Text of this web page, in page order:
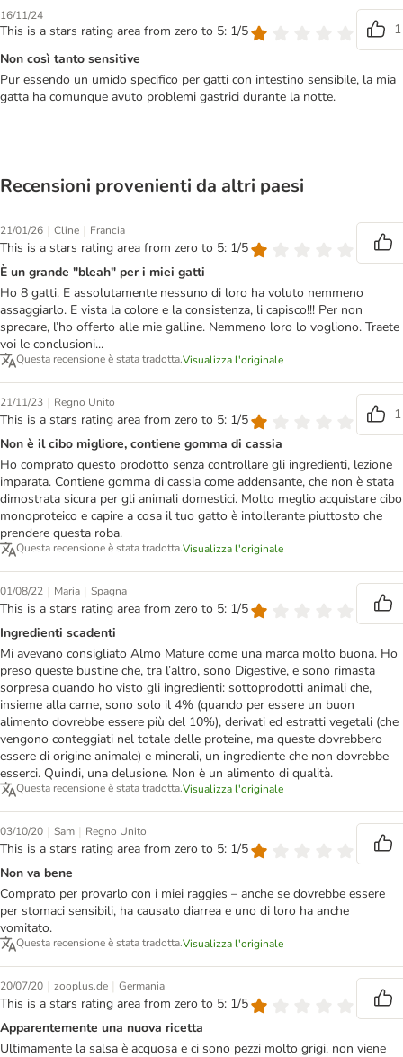
16/11/24
This is a stars rating area from zero to 5: 1/5
1
Non così tanto sensitive
Pur essendo un umido specifico per gatti con intestino sensibile, la mia
gatta ha comunque avuto problemi gastrici durante la notte.
Recensioni provenienti da altri paesi
21/01/26 | Cline | Francia
This is a stars rating area from zero to 5: 1/5
È un grande "bleah" per i miei gatti
Ho 8 gatti. E assolutamente nessuno di loro ha voluto nemmeno
assaggiarlo. E vista la colore e la consistenza, li capisco!!! Per non
sprecare, l’ho offerto alle mie galline. Nemmeno loro lo vogliono. Traete
voi le conclusioni...
Questa recensione è stata tradotta.Visualizza l'originale
21/11/23 | Regno Unito
This is a stars rating area from zero to 5: 1/5
1
Non è il cibo migliore, contiene gomma di cassia
Ho comprato questo prodotto senza controllare gli ingredienti, lezione
imparata. Contiene gomma di cassia come addensante, che non è stata
dimostrata sicura per gli animali domestici. Molto meglio acquistare cibo
monoproteico e capire a cosa il tuo gatto è intollerante piuttosto che
prendere questa roba.
Questa recensione è stata tradotta.Visualizza l'originale
01/08/22 | Maria | Spagna
This is a stars rating area from zero to 5: 1/5
Ingredienti scadenti
Mi avevano consigliato Almo Mature come una marca molto buona. Ho
preso queste bustine che, tra l’altro, sono Digestive, e sono rimasta
sorpresa quando ho visto gli ingredienti: sottoprodotti animali che,
insieme alla carne, sono solo il 4% (quando per essere un buon
alimento dovrebbe essere più del 10%), derivati ed estratti vegetali (che
vengono conteggiati nel totale delle proteine, ma queste dovrebbero
essere di origine animale) e minerali, un ingrediente che non dovrebbe
esserci. Quindi, una delusione. Non è un alimento di qualità.
Questa recensione è stata tradotta.Visualizza l'originale
03/10/20 | Sam | Regno Unito
This is a stars rating area from zero to 5: 1/5
Non va bene
Comprato per provarlo con i miei raggies – anche se dovrebbe essere
per stomaci sensibili, ha causato diarrea e uno di loro ha anche
vomitato.
Questa recensione è stata tradotta.Visualizza l'originale
20/07/20 | zooplus.de | Germania
This is a stars rating area from zero to 5: 1/5
Apparentemente una nuova ricetta
Ultimamente la salsa è acquosa e ci sono pezzi molto grigi, non viene